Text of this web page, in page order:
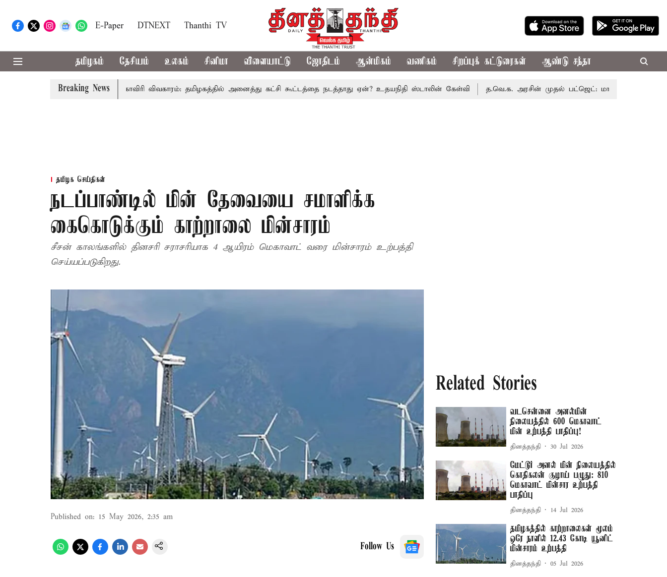
E-Paper DTNEXT Thanthi TV
தமிழகம் தேசியம் உலகம் சினிமா விளையாட்டு ஜோதிடம் ஆன்மிகம் வணிகம் சிறப்புக் கட்டுரைகள் ஆண்டு சந்தா
Breaking News
அமைச்சர் விஜய் உரை காவிரி விவகாரம்: தமிழகத்தில் அனைத்து கட்சி கூட்டத்தை நடத்தாது ஏன்? உதயநிதி ஸ்டாலின் கேள்வி த.வெ.க. அரசின் முதல் பட்ஜெட்: மாற்றமா?, தடுமாற்றமா?
தமிழக செய்திகள்
நடப்பாண்டில் மின் தேவையை சமாளிக்க
கைகொடுக்கும் காற்றாலை மின்சாரம்
சீசன் காலங்களில் தினசரி சராசரியாக 4 ஆயிரம் மெகாவாட் வரை மின்சாரம் உற்பத்தி
செய்யப்படுகிறது.
Published on: 15 May 2026, 2:35 am
Follow Us
Related Stories
வடசென்னை அனல்மின்
நிலையத்தில் 600 மெகாவாட்
மின் உற்பத்தி பாதிப்பு!
தினத்தந்தி 30 Jul 2026
மேட்டூர் அனல் மின் நிலையத்தில்
கொதிகலன் குழாய் பழுது: 810
மெகாவாட் மின்சார உற்பத்தி
பாதிப்பு
தினத்தந்தி 14 Jul 2026
தமிழகத்தில் காற்றாலைகள் மூலம்
ஒரே நாளில் 12.43 கோடி யூனிட்
மின்சாரம் உற்பத்தி
தினத்தந்தி 05 Jul 2026